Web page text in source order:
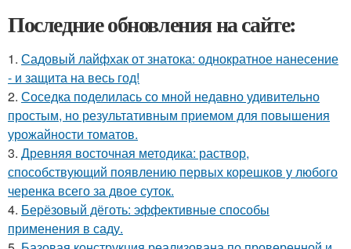
Последние обновления на сайте:
1. Садовый лайфхак от знатока: однократное нанесение
- и защита на весь год!
2. Соседка поделилась со мной недавно удивительно
простым, но результативным приемом для повышения
урожайности томатов.
3. Древняя восточная методика: раствор,
способствующий появлению первых корешков у любого
черенка всего за двое суток.
4. Берёзовый дёготь: эффективные способы
применения в саду.